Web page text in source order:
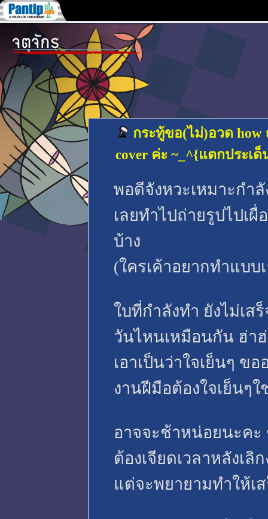
กระทู้ขอ(ไม่)อวด how
cover ค่ะ ~_^{แตกประเ
พอดีจังหวะเหมาะกำลั
เลยทำไปถ่ายรูปไปเ
บ้าง
(ใครเค้าอยากทำแบบ
ใบที่กำลังทำ ยังไม่เส
วันไหนเหมือนกัน ฮ่า
เอาเป็นว่าใจเย็นๆ
งานฝีมือต้องใจเย็นๆ
อาจจะช้าหน่อยนะคะ
ต้องเจียดเวลาหลังเลิ
แต่จะพยายามทำให้เ